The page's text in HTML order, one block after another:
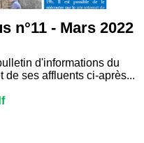
n°11 - Mars 2022
d'informations du
de ses affluents ci-après...